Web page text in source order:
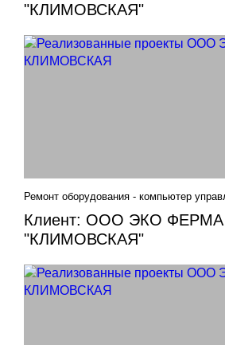
"КЛИМОВСКАЯ"
Клиент: ООО ЭКО ФЕРМА
"КЛИМОВСКАЯ"
Ремонт оборудования - компьютер